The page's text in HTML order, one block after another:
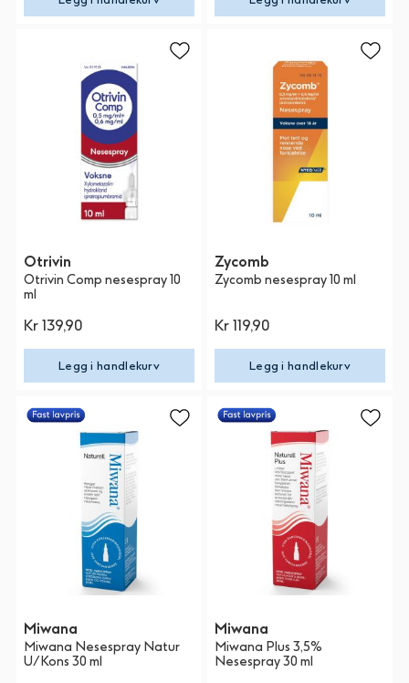
Otrivin
Otrivin Comp nesespray 10
ml
Kr 139,90
Legg i handlekurv
Zycomb
Zycomb nesespray 10 ml
Kr 119,90
Legg i handlekurv
Miwana
Miwana Nesespray Natur
U/Kons 30 ml
Miwana
Miwana Plus 3,5%
Nesespray 30 ml